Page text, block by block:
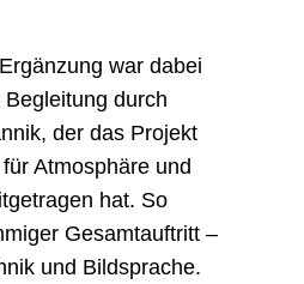
war dabei
durch
der das Projekt
Atmosphäre und
hat. So
Gesamtauftritt –
und Bildsprache.